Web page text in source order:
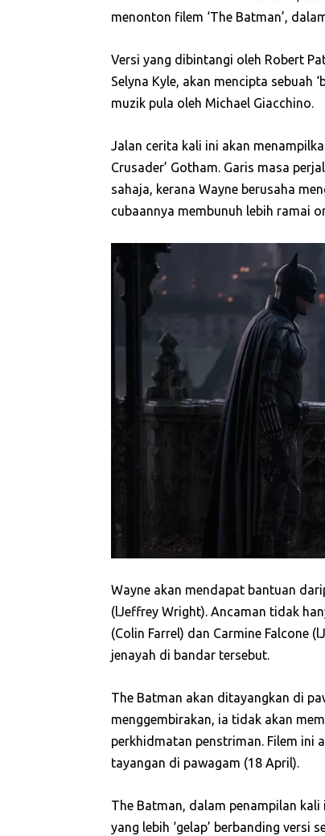
menonton filem ‘The Batman’,
Versi yang dibintangi oleh Robert
Selyna Kyle, akan mencipta sebuah
muzik pula oleh Michael Giacchino.
Jalan cerita kali ini akan
Crusader’ Gotham. Garis masa
sahaja, kerana Wayne berusaha
cubaannya membunuh lebih ramai
Wayne akan mendapat bantuan
(lJeffrey Wright). Ancaman tidak
(Colin Farrel) dan Carmine Falcone
jenayah di bandar tersebut.
The Batman akan ditayangkan di
menggembirakan, ia tidak akan
perkhidmatan penstriman. Filem ini
tayangan di pawagam (18 April).
The Batman, dalam penampilan
yang lebih ‘gelap’ berbanding versi